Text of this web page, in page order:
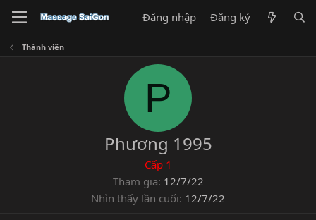
Đăng nhập Đăng ký
Thành viên
P
Phương 1995
Cấp 1
Tham gia 12/7/22
Nhìn thấy lần cuối 12/7/22